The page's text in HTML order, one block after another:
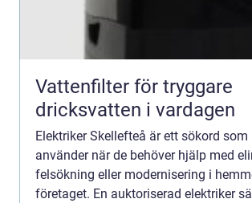
Vattenfilter för tryggare
dricksvatten i vardagen
Elektriker Skellefteå är ett sökord som
använder när de behöver hjälp med
felsökning eller modernisering i
företaget. En auktoriserad elektriker